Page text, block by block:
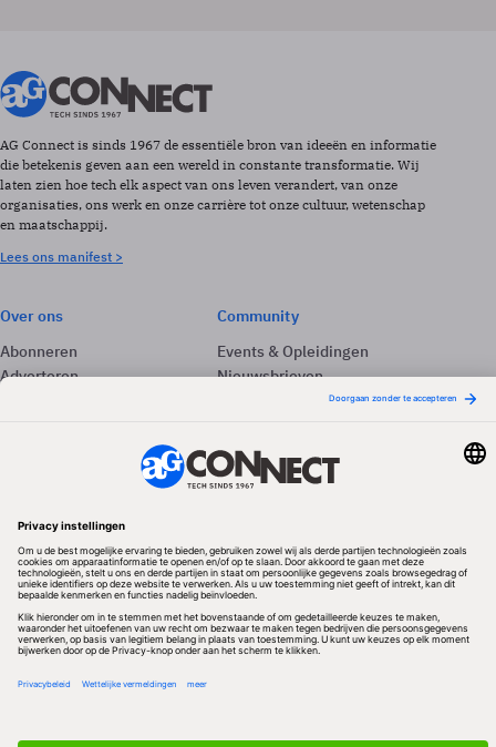
AG Connect is sinds 1967 de essentiële bron van ideeën en informatie
die betekenis geven aan een wereld in constante transformatie. Wij
laten zien hoe tech elk aspect van ons leven verandert, van onze
organisaties, ons werk en onze carrière tot onze cultuur, wetenschap
en maatschappij.
Lees ons manifest >
Over ons
Abonneren
Adverteren
Community
Events & Opleidingen
Nieuwsbrieven
Volg ons
Redactionele partner